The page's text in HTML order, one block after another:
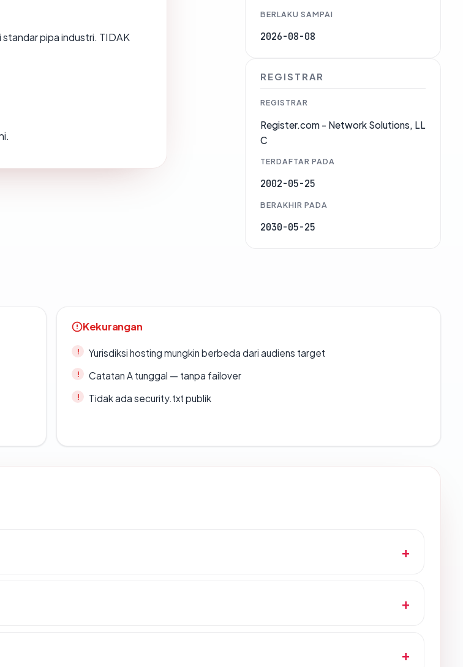
pipa industri. TIDAK
BERLAKU SAMPAI
2026-08-08
REGISTRAR
REGISTRAR
Register.com - Network Solutions, LL
C
TERDAFTAR PADA
2002-05-25
BERAKHIR PADA
2030-05-25
Kekurangan
Yurisdiksi hosting mungkin berbeda dari audiens target
Catatan A tunggal — tanpa failover
Tidak ada security.txt publik